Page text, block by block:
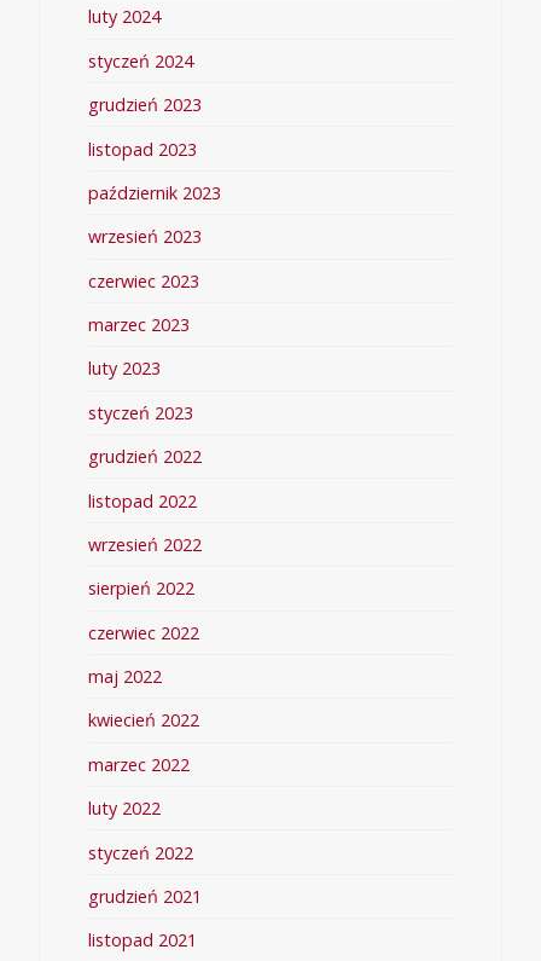
luty 2024
styczeń 2024
grudzień 2023
listopad 2023
październik 2023
wrzesień 2023
czerwiec 2023
marzec 2023
luty 2023
styczeń 2023
grudzień 2022
listopad 2022
wrzesień 2022
sierpień 2022
czerwiec 2022
maj 2022
kwiecień 2022
marzec 2022
luty 2022
styczeń 2022
grudzień 2021
listopad 2021